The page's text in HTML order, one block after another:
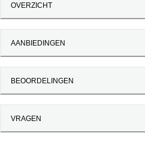
OVERZICHT
AANBIEDINGEN
BEOORDELINGEN
VRAGEN